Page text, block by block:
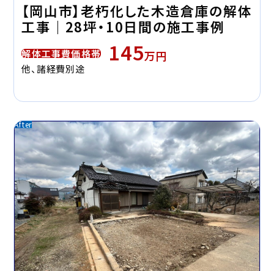
【岡山市】老朽化した木造倉庫の解体
工事｜28坪・10日間の施工事例
解体工事費価格帯 145万円
他、諸経費別途